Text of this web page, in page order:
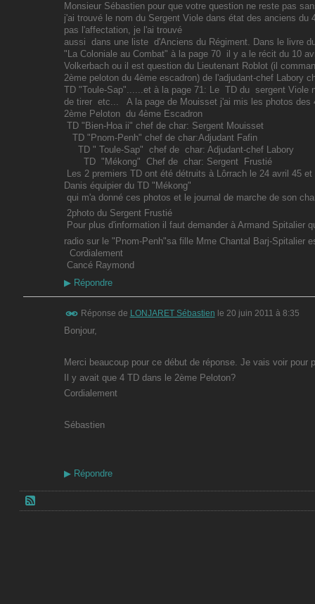
Monsieur Sébastien pour que votre question ne reste pas
j'ai trouvé le nom du Sergent Viole dans état des anciens
pas l'affectation, je l'ai trouvé
aussi dans une liste d'Anciens du Régiment. Dans le livre
"La Coloniale au Combat" à la page 70 il y a le récit du 10
Volkerbach ou il est question du Lieutenant Roblot (il
2ème peloton du 4ème escadron) de l'adjudant-chef Labory
TD "Toule-Sap"......et à la page 71: Le TD du sergent Viole
de tirer etc... A la page de Mouisset j'ai mis les photos des
2ème Peloton du 4ème Escadron
TD "Bien-Hoa ii" chef de char: Sergent Mouisset
TD "Pnom-Penh" chef de char:Adjudant Fafin
TD " Toule-Sap" chef de char: Adjudant-chef Labory
TD "Mékong" Chef de char: Sergent Frustié
Les 2 premiers TD ont été détruits à Lôrrach le 24 avril 45
Danis équipier du TD "Mékong"
qui m'a donné ces photos et le journal de marche de son
2photo du Sergent Frustié
Pour plus d'information il faut demander à Armand Spitalier
radio sur le "Pnom-Penh"sa fille Mme Chantal Barj-Spitalier
Cordialement
Cancé Raymond
▶Répondre
Réponse de LONJARET Sébastien le 20 juin 2011 à 8:35
Bonjour,
Merci beaucoup pour ce début de réponse. Je vais voir pour
Il y avait que 4 TD dans le 2ème Peloton?
Cordialement
Sébastien
▶Répondre